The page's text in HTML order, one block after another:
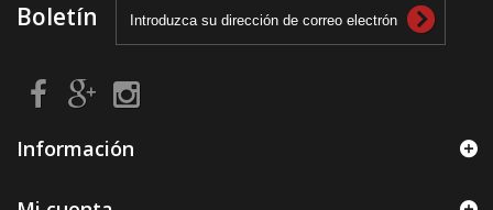
Boletín
Información